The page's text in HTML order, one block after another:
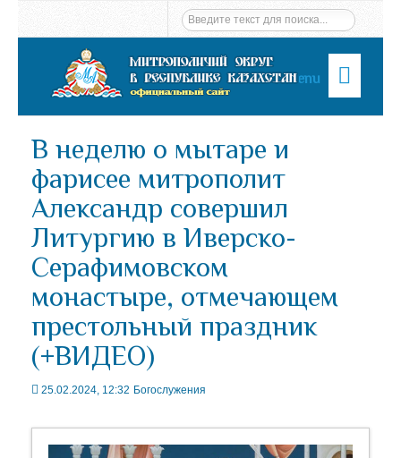
Menu
В неделю о мытаре и
фарисее митрополит
Александр совершил
Литургию в Иверско-
Серафимовском
монастыре, отмечающем
престольный праздник
(+ВИДЕО)
25.02.2024, 12:32 Богослужения